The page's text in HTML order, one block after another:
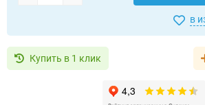
в
Купить в 1 клик